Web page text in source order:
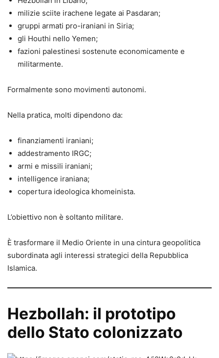
milizie sciite irachene legate ai Pasdaran;
gruppi armati pro-iraniani in Siria;
gli Houthi nello Yemen;
fazioni palestinesi sostenute economicamente e
militarmente.
Formalmente sono movimenti autonomi.
Nella pratica, molti dipendono da:
finanziamenti iraniani;
addestramento IRGC;
armi e missili iraniani;
intelligence iraniana;
copertura ideologica khomeinista.
L’obiettivo non è soltanto militare.
È trasformare il Medio Oriente in una cintura geopolitica
subordinata agli interessi strategici della Repubblica
Islamica.
Hezbollah: il prototipo
dello Stato colonizzato